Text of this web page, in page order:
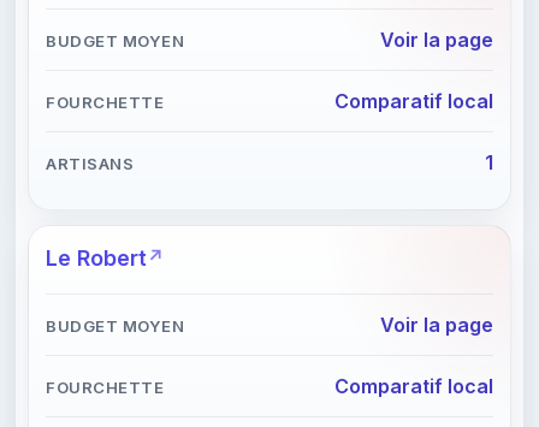
Voir la page
Comparatif local
1
Le Robert
Voir la page
Comparatif local